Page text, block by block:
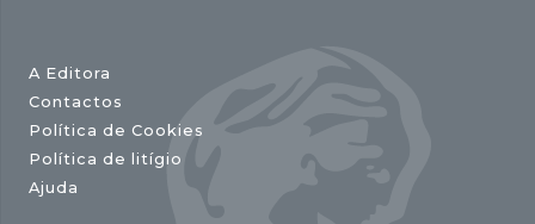
A Editora
Contactos
Política de Cookies
Política de litígio
Ajuda